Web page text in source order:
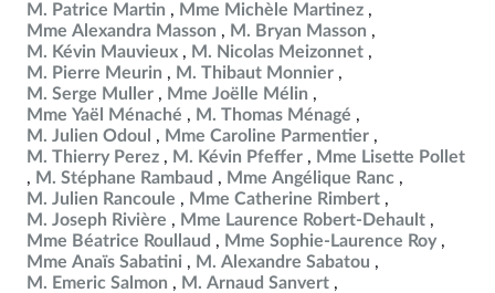
M. Patrice Martin
Mme Michèle Martinez
Mme Alexandra Masson
M. Bryan Masson
M. Kévin Mauvieux
M. Nicolas Meizonnet
M. Pierre Meurin
M. Thibaut Monnier
M. Serge Muller
Mme Joëlle Mélin
Mme Yaël Ménaché
M. Thomas Ménagé
M. Julien Odoul
Mme Caroline Parmentier
M. Thierry Perez
M. Kévin Pfeffer
Mme Lisette Pollet
M. Stéphane Rambaud
Mme Angélique Ranc
M. Julien Rancoule
Mme Catherine Rimbert
M. Joseph Rivière
Mme Laurence Robert-Dehault
Mme Béatrice Roullaud
Mme Sophie-Laurence Roy
Mme Anaïs Sabatini
M. Alexandre Sabatou
M. Emeric Salmon
M. Arnaud Sanvert